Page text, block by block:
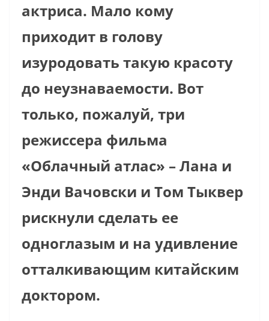
актриса. Мало кому
приходит в голову
изуродовать такую красоту
до неузнаваемости. Вот
только, пожалуй, три
режиссера фильма
«Облачный атлас» – Лана и
Энди Вачовски и Том Тыквер
рискнули сделать ее
одноглазым и на удивление
отталкивающим китайским
доктором.